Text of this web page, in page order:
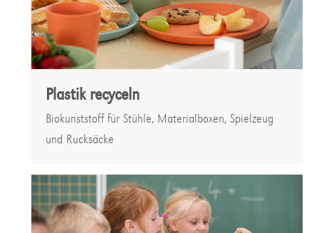
Plastik recyceln
Biokunststoff für Stühle, Materialboxen, Spielzeug
und Rucksäcke